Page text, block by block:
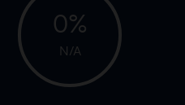
0%
N/A